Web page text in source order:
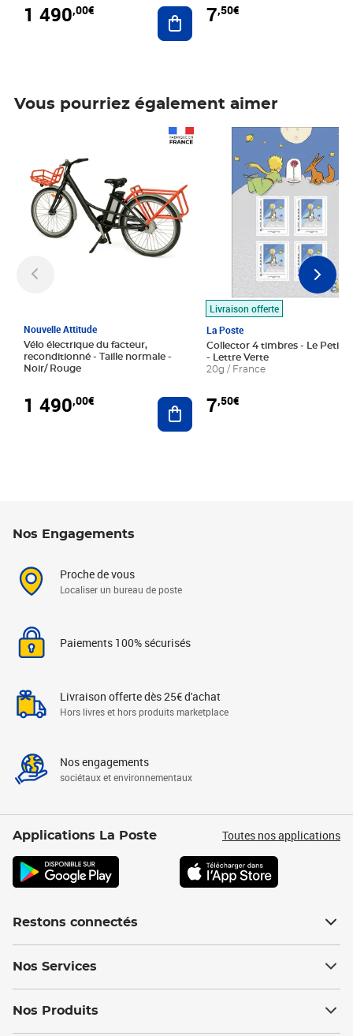
1 490,00€ Ajouter au panier
7,50€
Vous pourriez également aimer
Nouvelle Attitude
Vélo électrique du facteur,
reconditionné - Taille normale -
Noir/ Rouge
1 490,00€ Ajouter au panier
Livraison offerte
La Poste
Collector 4 timbres - Le Petit
- Lettre Verte
20g / France
7,50€
Prix 7,50€
Nos Engagements
Proche de vous
Localiser un bureau de poste
Paiements 100% sécurisés
Livraison offerte dès 25€ d'achat
Hors livres et hors produits marketplace
Nos engagements
sociétaux et environnementaux
Applications La Poste Toutes nos applications
Restons connectés
Nos Services
Nos Produits